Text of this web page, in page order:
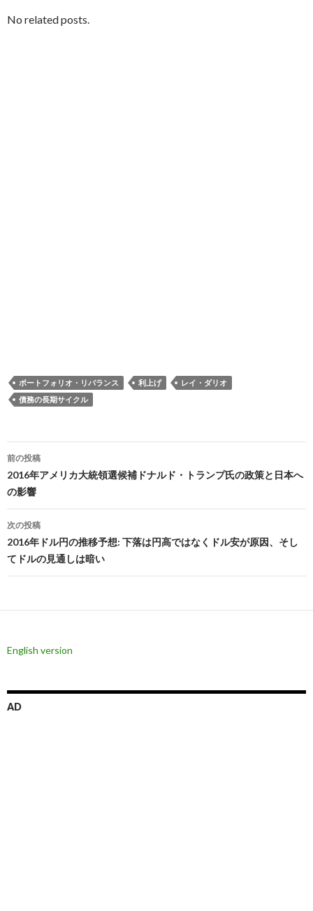
No related posts.
ポートフォリオ・リバランス 利上げ
レイ・ダリオ
債務の長期サイクル
投
稿
ナ
ビ
ゲ
ー
ン
前の投稿
2016年アメリカ大統領選候補ドナルド・トランプ氏の政策と日本へ
の影響
次の投稿
2016年ドル円の推移予想: 下落は円高ではなくドル安が原因、そし
てドルの見通しは暗い
English version
AD